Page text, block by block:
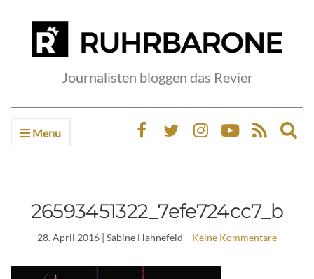
Journalisten bloggen das Revier
Menu
26593451322_7efe724cc7_b
28. April 2016 | Sabine Hahnefeld Keine Kommentare